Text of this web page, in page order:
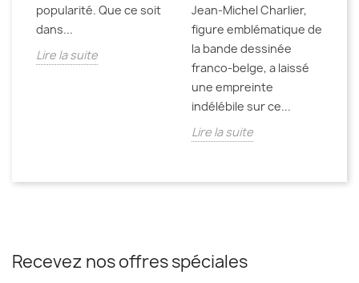
popularité. Que ce soit
dans...
Lire la suite
Jean-Michel Charlier,
figure emblématique de
la bande dessinée
franco-belge, a laissé
une empreinte
indélébile sur ce...
Lire la suite
Recevez nos offres spéciales